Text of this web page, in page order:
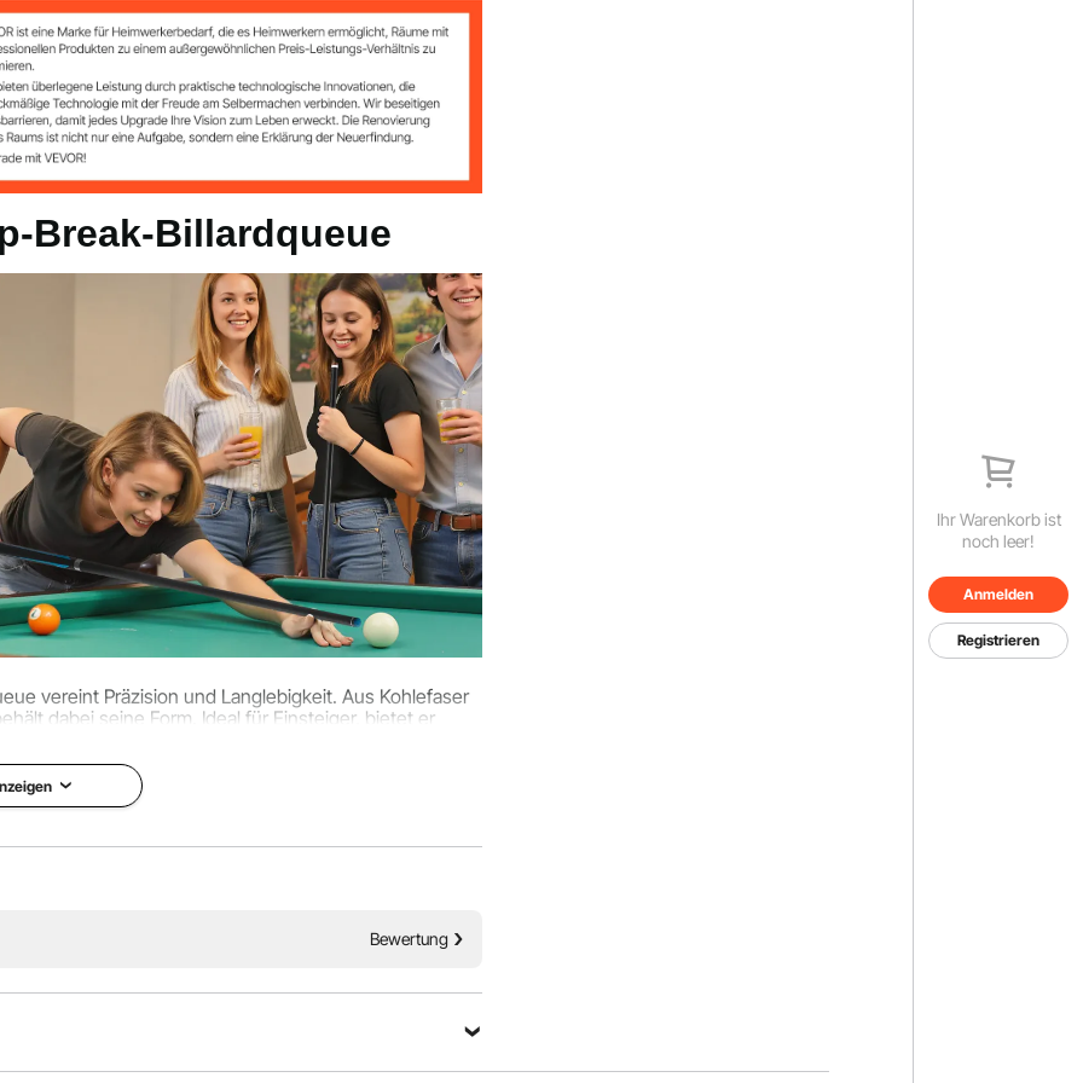
Ihr Warenkorb ist
noch leer!
Anmelden
Registrieren
mm
Zoll / Φ30 x Φ13 x 1485 mm
Break-Billardqueue
vereint Präzision und Langlebigkeit. Aus Kohlefaser
dabei seine Form. Ideal für Einsteiger, bietet er
Bewertung